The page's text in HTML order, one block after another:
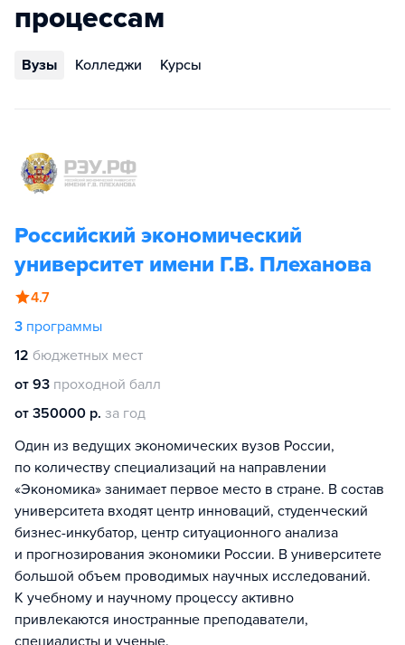
процессам
Вузы Колледжи Курсы
Российский экономический
университет имени Г.В. Плеханова
4.7
3 программы
12 бюджетных мест
от 93 проходной балл
от 350000 р. за год
Один из ведущих экономических вузов России,
по количеству специализаций на направлении
«Экономика» занимает первое место в стране. В состав
университета входят центр инноваций, студенческий
бизнес-инкубатор, центр ситуационного анализа
и прогнозирования экономики России. В университете
большой объем проводимых научных исследований.
К учебному и научному процессу активно
привлекаются иностранные преподаватели,
специалисты и ученые.